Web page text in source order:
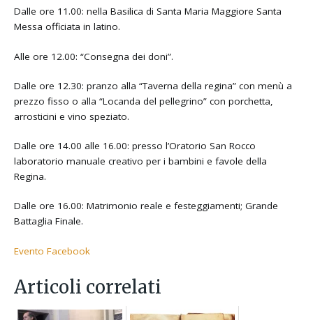
Dalle ore 11.00: nella Basilica di Santa Maria Maggiore Santa
Messa officiata in latino.
Alle ore 12.00: “Consegna dei doni”.
Dalle ore 12.30: pranzo alla “Taverna della regina” con menù a
prezzo fisso o alla “Locanda del pellegrino” con porchetta,
arrosticini e vino speziato.
Dalle ore 14.00 alle 16.00: presso l’Oratorio San Rocco
laboratorio manuale creativo per i bambini e favole della
Regina.
Dalle ore 16.00: Matrimonio reale e festeggiamenti; Grande
Battaglia Finale.
Evento Facebook
Articoli correlati